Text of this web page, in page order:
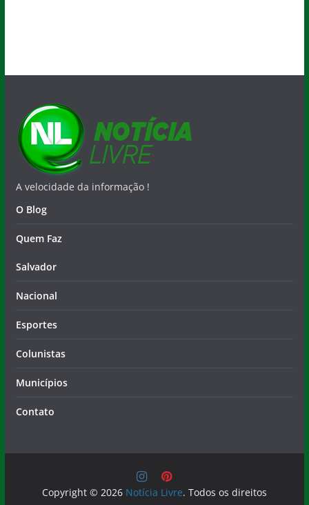
A velocidade da informação !
O Blog
Quem Faz
Salvador
Nacional
Esportes
Colunistas
Municípios
Contato
Copyright © 2026 Notícia Livre. Todos os direitos